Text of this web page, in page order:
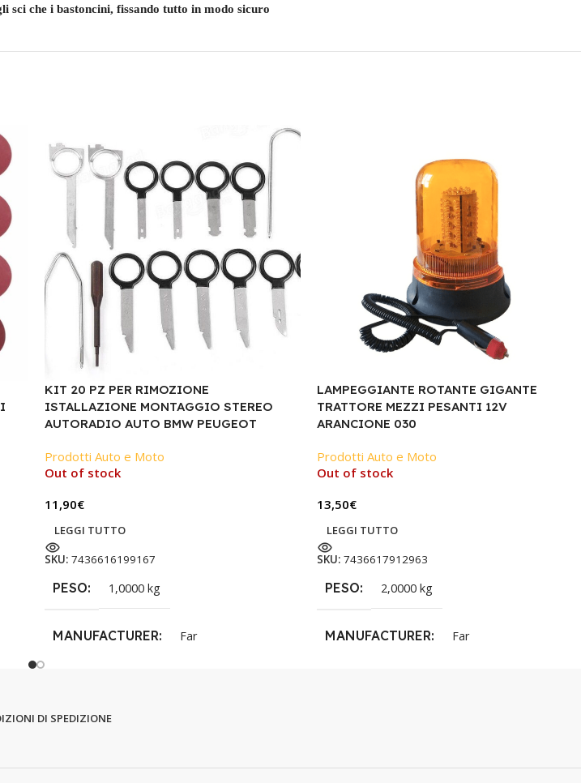
sci che i bastoncini, fissando tutto in modo sicuro
KIT 20 PZ PER RIMOZIONE
ISTALLAZIONE MONTAGGIO STEREO
AUTORADIO AUTO BMW PEUGEOT
Prodotti Auto e Moto
Out of stock
11,90€
LEGGI TUTTO
SKU: 7436616199167
PESO 1,0000 kg
MANUFACTURER Far
LAMPEGGIANTE ROTANTE GIGANTE
TRATTORE MEZZI PESANTI 12V
ARANCIONE 030
Prodotti Auto e Moto
Out of stock
13,50€
LEGGI TUTTO
SKU: 7436617912963
PESO 2,0000 kg
MANUFACTURER Far
DI SPEDIZIONE